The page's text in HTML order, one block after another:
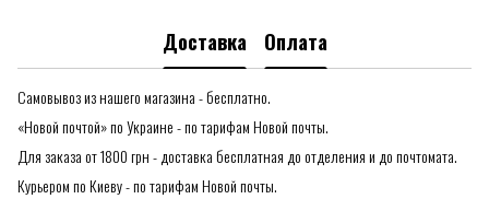
Доставка Оплата
Самовывоз из нашего магазина - бесплатно.
«Новой почтой» по Украине - по тарифам Новой почты.
Для заказа от 1800 грн - доставка бесплатная до отделения и до почтомата.
Курьером по Киеву - по тарифам Новой почты.